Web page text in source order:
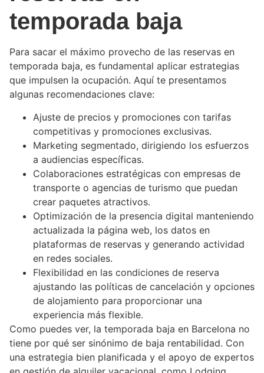
temporada baja
Para sacar el máximo provecho de las reservas en
temporada baja, es fundamental aplicar estrategias
que impulsen la ocupación. Aquí te presentamos
algunas recomendaciones clave:
Ajuste de precios y promociones con tarifas
competitivas y promociones exclusivas.
Marketing segmentado, dirigiendo los esfuerzos
a audiencias específicas.
Colaboraciones estratégicas con empresas de
transporte o agencias de turismo que puedan
crear paquetes atractivos.
Optimización de la presencia digital manteniendo
actualizada la página web, los datos en
plataformas de reservas y generando actividad
en redes sociales.
Flexibilidad en las condiciones de reserva
ajustando las políticas de cancelación y opciones
de alojamiento para proporcionar una
experiencia más flexible.
Como puedes ver, la temporada baja en Barcelona no
tiene por qué ser sinónimo de baja rentabilidad. Con
una estrategia bien planificada y el apoyo de expertos